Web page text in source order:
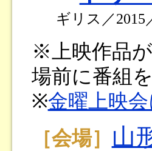
ギリス／2015
※上映作品
場前に番組
※金曜上映
［会場］ 山